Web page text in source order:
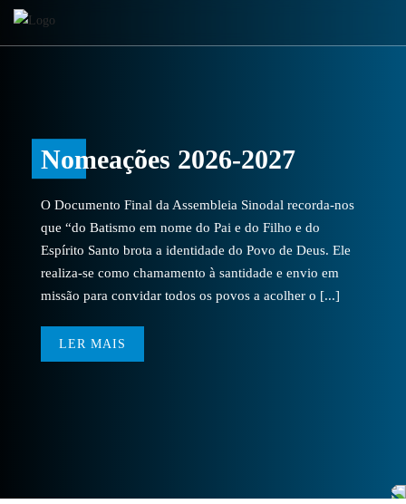
Nomeações 2026-2027
O Documento Final da Assembleia Sinodal recorda-nos
que “do Batismo em nome do Pai e do Filho e do
Espírito Santo brota a identidade do Povo de Deus. Ele
realiza-se como chamamento à santidade e envio em
missão para convidar todos os povos a acolher o [...]
LER MAIS